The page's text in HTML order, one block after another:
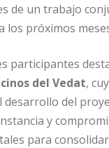
de un trabajo
los próximos
participantes
del Vedat,
desarrollo del
y
para